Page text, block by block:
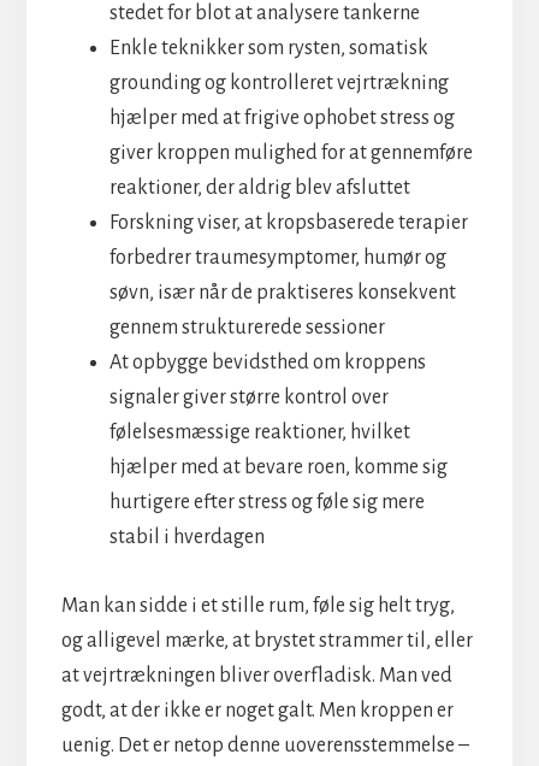
stedet for blot at analysere tankerne
Enkle teknikker som rysten, somatisk
grounding og kontrolleret vejrtrækning
hjælper med at frigive ophobet stress og
giver kroppen mulighed for at gennemføre
reaktioner, der aldrig blev afsluttet
Forskning viser, at kropsbaserede terapier
forbedrer traumesymptomer, humør og
søvn, især når de praktiseres konsekvent
gennem strukturerede sessioner
At opbygge bevidsthed om kroppens
signaler giver større kontrol over
følelsesmæssige reaktioner, hvilket
hjælper med at bevare roen, komme sig
hurtigere efter stress og føle sig mere
stabil i hverdagen
Man kan sidde i et stille rum, føle sig helt tryg,
og alligevel mærke, at brystet strammer til, eller
at vejrtrækningen bliver overfladisk. Man ved
godt, at der ikke er noget galt. Men kroppen er
uenig. Det er netop denne uoverensstemmelse –